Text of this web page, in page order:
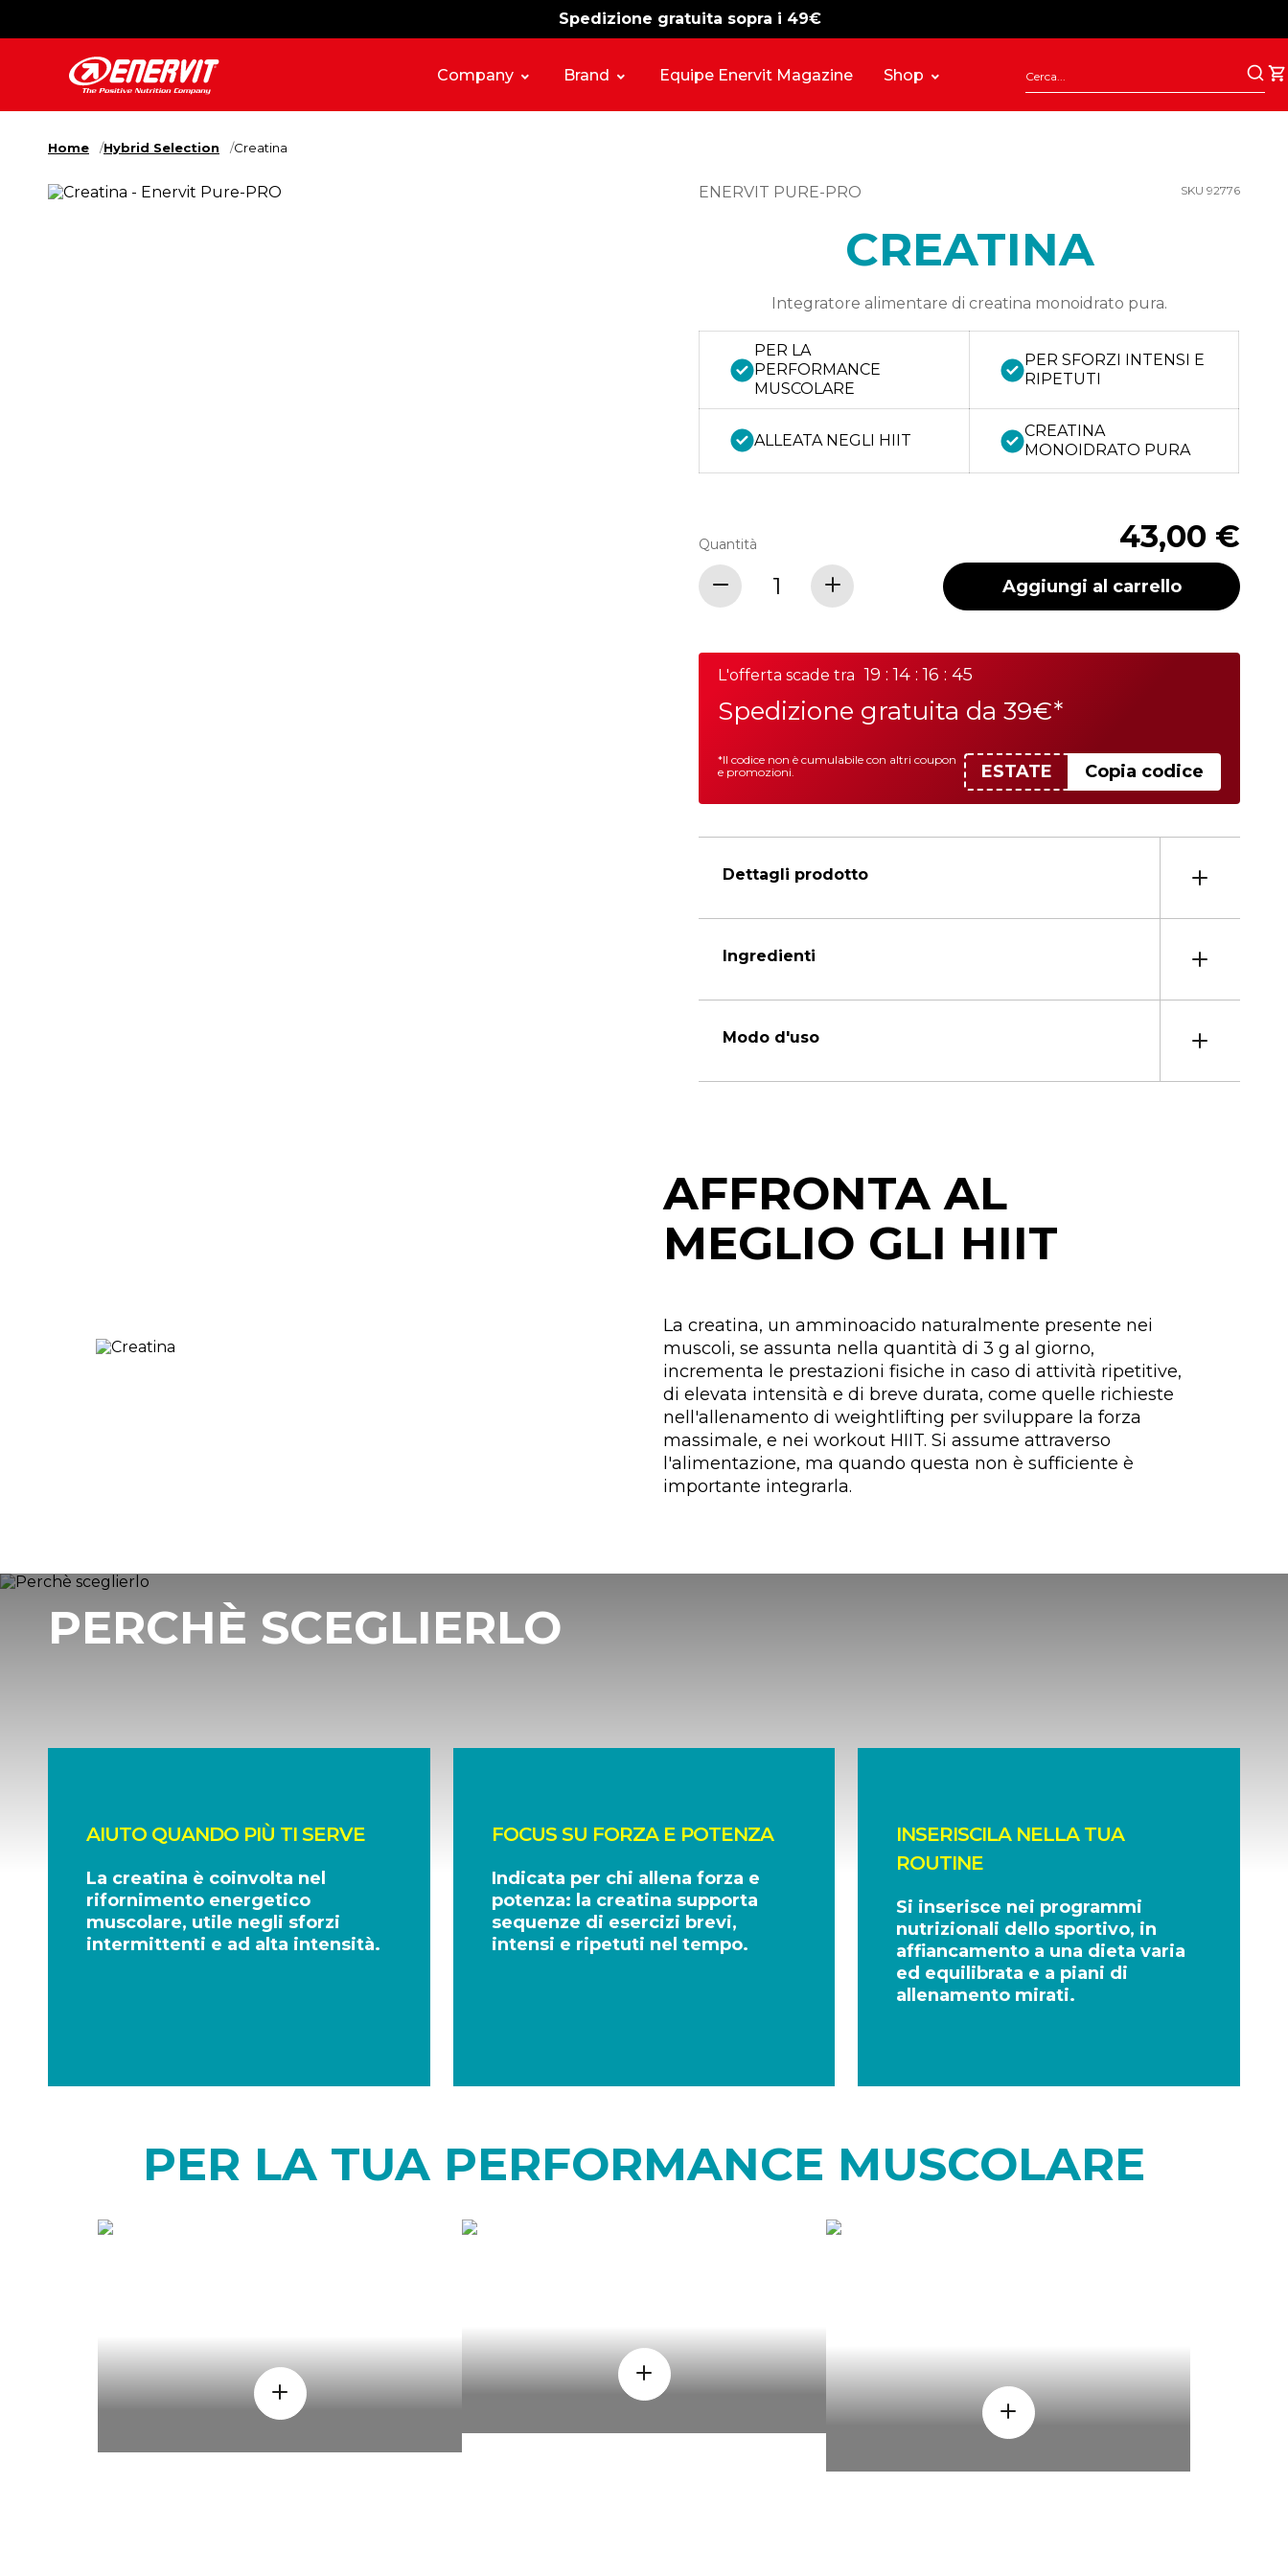
Spedizione gratuita sopra i 49€
-15% free shipping
Company Brand Equipe Enervit Magazine Shop
Home Hybrid Selection Creatina
ENERVIT PURE-PRO SKU 92776
CREATINA
Integratore alimentare di creatina monoidrato pura.
PER LA
PERFORMANCE
MUSCOLARE
PER SFORZI INTENSI E
RIPETUTI
ALLEATA NEGLI HIIT
CREATINA
MONOIDRATO PURA
43,00 €
Quantità
Aggiungi al carrello
L'offerta scade tra 19 : 14 : 16 : 45
Spedizione gratuita da 39€*
ESTATE Copia codice
*Il codice non è cumulabile con altri coupon
e promozioni.
Dettagli prodotto
Ingredienti
Modo d'uso
AFFRONTA AL
MEGLIO GLI HIIT
La creatina, un amminoacido naturalmente presente nei
muscoli, se assunta nella quantità di 3 g al giorno,
incrementa le prestazioni fisiche in caso di attività ripetitive,
di elevata intensità e di breve durata, come quelle richieste
nell'allenamento di weightlifting per sviluppare la forza
massimale, e nei workout HIIT. Si assume attraverso
l'alimentazione, ma quando questa non è sufficiente è
importante integrarla.
PERCHÈ SCEGLIERLO
AIUTO QUANDO PIÙ TI SERVE
La creatina è coinvolta nel
rifornimento energetico
muscolare, utile negli sforzi
intermittenti e ad alta intensità.
FOCUS SU FORZA E POTENZA
Indicata per chi allena forza e
potenza: la creatina supporta
sequenze di esercizi brevi,
intensi e ripetuti nel tempo.
INSERISCILA NELLA TUA
ROUTINE
Si inserisce nei programmi
nutrizionali dello sportivo, in
affiancamento a una dieta varia
ed equilibrata e a piani di
allenamento mirati.
PER LA TUA PERFORMANCE MUSCOLARE